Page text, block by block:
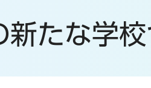
新たな学